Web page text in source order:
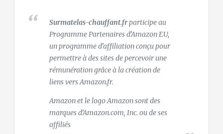
Surmatelas-chauffant.frparticipe au
Programme Partenaires d’Amazon EU,
un programme d’affiliation conçu pour
permettre à des sites de percevoir une
rémunération grâce à la création de
liens vers Amazon.fr.
Amazon et le logo Amazon sont des
marques d’Amazon.com, Inc. ou de ses
affiliés